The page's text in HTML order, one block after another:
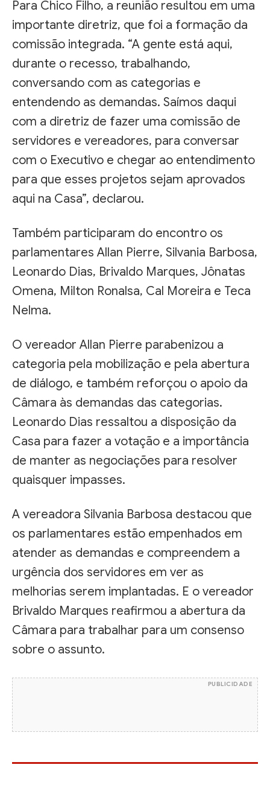
Para Chico Filho, a reunião resultou em uma
importante diretriz, que foi a formação da
comissão integrada. “A gente está aqui,
durante o recesso, trabalhando,
conversando com as categorias e
entendendo as demandas. Saímos daqui
com a diretriz de fazer uma comissão de
servidores e vereadores, para conversar
com o Executivo e chegar ao entendimento
para que esses projetos sejam aprovados
aqui na Casa”, declarou.
Também participaram do encontro os
parlamentares Allan Pierre, Silvania Barbosa,
Leonardo Dias, Brivaldo Marques, Jônatas
Omena, Milton Ronalsa, Cal Moreira e Teca
Nelma.
O vereador Allan Pierre parabenizou a
categoria pela mobilização e pela abertura
de diálogo, e também reforçou o apoio da
Câmara às demandas das categorias.
Leonardo Dias ressaltou a disposição da
Casa para fazer a votação e a importância
de manter as negociações para resolver
quaisquer impasses.
A vereadora Silvania Barbosa destacou que
os parlamentares estão empenhados em
atender as demandas e compreendem a
urgência dos servidores em ver as
melhorias serem implantadas. E o vereador
Brivaldo Marques reafirmou a abertura da
Câmara para trabalhar para um consenso
sobre o assunto.
PUBLICIDADE